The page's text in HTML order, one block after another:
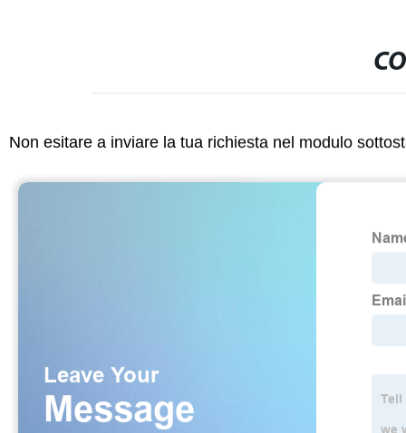
Non esitare a inviare la tua richiesta nel modulo